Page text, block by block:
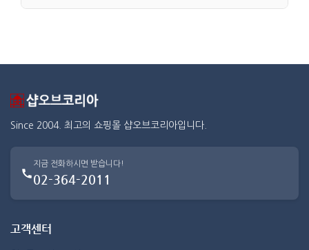
Since 2004. 최고의 쇼핑몰 샵오브코리아입니다.
지금 전화하시면 받습니다!
02-364-2011
고객센터